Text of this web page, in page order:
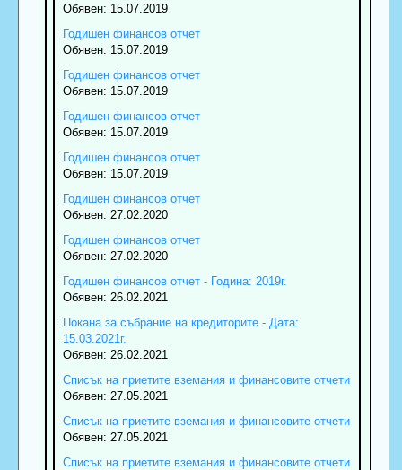
Обявен: 15.07.2019
Годишен финансов отчет
Обявен: 15.07.2019
Годишен финансов отчет
Обявен: 15.07.2019
Годишен финансов отчет
Обявен: 15.07.2019
Годишен финансов отчет
Обявен: 15.07.2019
Годишен финансов отчет
Обявен: 27.02.2020
Годишен финансов отчет
Обявен: 27.02.2020
Годишен финансов отчет - Година: 2019г.
Обявен: 26.02.2021
Покана за събрание на кредиторите - Дата:
15.03.2021г.
Обявен: 26.02.2021
Списък на приетите вземания и финансовите отчети
Обявен: 27.05.2021
Списък на приетите вземания и финансовите отчети
Обявен: 27.05.2021
Списък на приетите вземания и финансовите отчети